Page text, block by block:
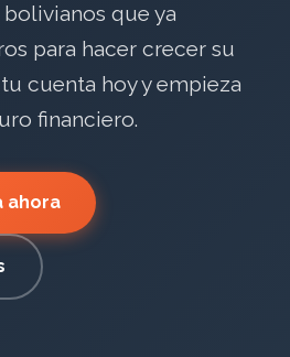
que ya
para hacer crecer su
cuenta hoy y empieza
financiero.
ahora